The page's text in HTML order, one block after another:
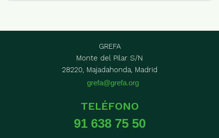
GREFA
Monte del Pilar S/N
28220, Majadahonda, Madrid
grefa@grefa.org
TELÉFONO
91 638 75 50